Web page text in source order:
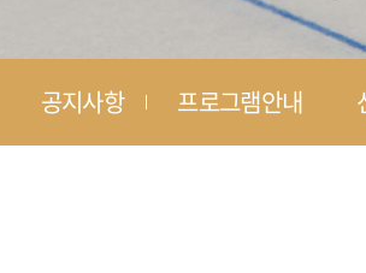
공지사항 프로그램안내